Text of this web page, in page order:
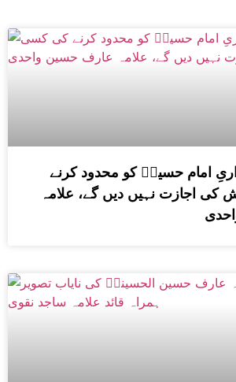
امام حسینؑ کو محدود کرنے
اجازت نہیں دیں گے، علامہ